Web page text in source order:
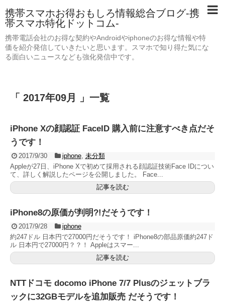
携帯スマホお得おもしろ情報総合ブログ-携
帯スマホ特化ドットコム-
携帯電話会社のお得な契約やAndroidやiphoneのお得な情報や特
価を紹介発信していきたいと思います。スマホで知り得た気にな
る面白いニュースなども強化発信中です。
「 2017年09月 」一覧
iPhone Xの顔認証 FaceID 購入前に注意すべき点だそ
うです！
2017/9/30 iphone, 未分類
Appleが27日、iPhone Xで初めて採用される顔認証技術Face IDについ
て、詳しく解説したページを公開しました。 Face...
記事を読む
iPhone8の原価が判明?!だそうです！
2017/9/28
iphone
約247ドル 日本円で27000円だそうです！ iPhone8の部品原価約247ド
ル 日本円で27000円？？！ Appleはスマー...
記事を読む
NTTドコモ docomo iPhone 7/7 Plusのジェットブラ
ックに32GBモデルを追加販売 だそうです！